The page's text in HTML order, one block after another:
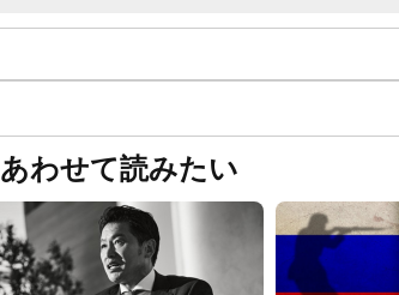
あわせて読みたい